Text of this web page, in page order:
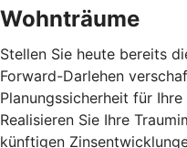
Wohnträume
Stellen Sie heute bereits
Forward-Darlehen
Planungssicherheit für
Realisieren Sie Ihre
künftigen